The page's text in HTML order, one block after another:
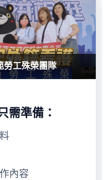
勞工殊榮團隊
需準備：
內容